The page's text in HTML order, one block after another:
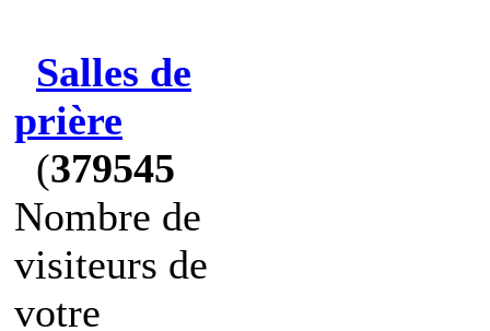
Salles de
prière
(379545
Nombre de
visiteurs de
votre